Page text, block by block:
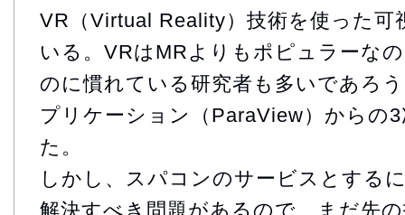
VR（Virtual Reality）技術を使った可
いる。VRはMRよりもポピュラーな
のに慣れている研究者も多いであろ
プリケーション（ParaView）からの
た。
しかし、スパコンのサービスとする
解決すべき問題があるので、まだ先